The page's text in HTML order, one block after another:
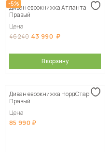
-5%
Диван еврокнижка Атланта
Правый
Цена
46 240 43 990
В корзину
Диван еврокнижка НордСтар
Правый
Цена
85 990